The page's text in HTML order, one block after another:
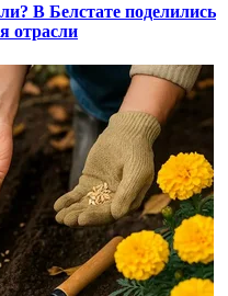
В Белстате поделились
отрасли